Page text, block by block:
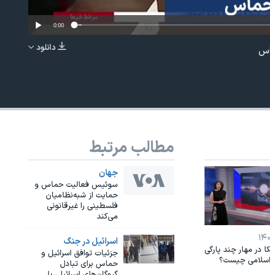
EMBED
0:00
دانلود
مطالب مرتبط
جهان
سوئیس فعالیت حماس و
حمایت از شبه‌نظامیان
فلسطینی را غیرقانونی
می‌کند
اسرائیل در جنگ
جزئیات توافق اسرائیل و
حماس برای تبادل
در مهار چند پارگی
چیست؟